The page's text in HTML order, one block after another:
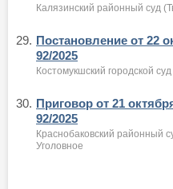
Калязинский районный суд
29. Постановление от 22
92/2025
Костомукшский городской
30. Приговор от 21
92/2025
Краснобаковский районный
Уголовное